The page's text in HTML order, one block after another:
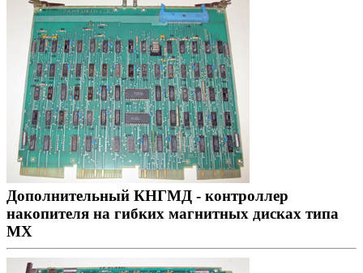
Дополнительный КНГМД - контроллер
накопителя на гибких магнитных дисках типа
MX